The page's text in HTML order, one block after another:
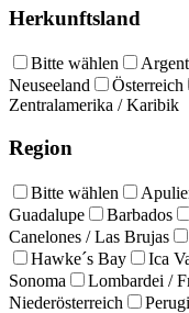
Herkunftsland
Bitte wählen
Neuseeland
Österreich
Zentralamerika / Karibik
Region
Bitte wählen
Guadalupe
Barbados
Canelones / Las Brujas
Hawke´s Bay
Ica
Sonoma
Lombardei /
Niederösterreich